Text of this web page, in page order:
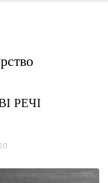
РЕЧІ